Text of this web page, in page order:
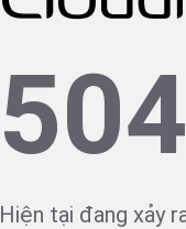
504
Hiện tại đang xảy